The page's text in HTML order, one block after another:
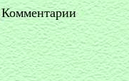
Комментарии